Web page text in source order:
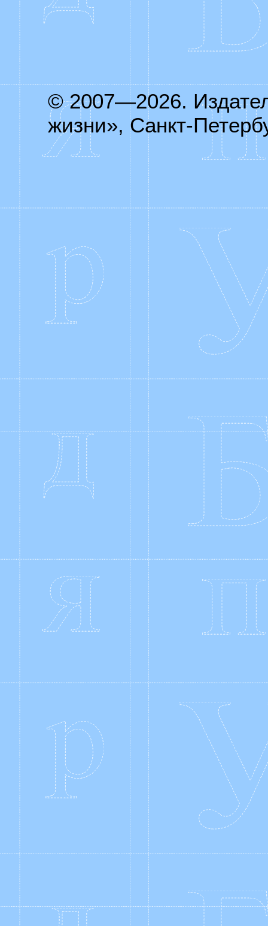
© 2007—2026.
жизни», Санкт-